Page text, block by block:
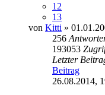
12
13
von Kitti »
256
193053
Letzter
Beitrag
26.08.2014,